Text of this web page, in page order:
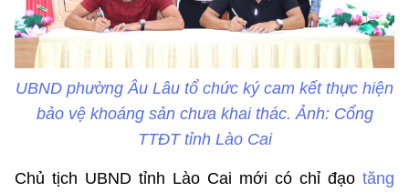
UBND phường Âu Lâu tổ chức ký cam kết thực hiện
bảo vệ khoáng sản chưa khai thác. Ảnh: Cổng
TTĐT tỉnh Lào Cai
Chủ tịch UBND tỉnh Lào Cai mới có chỉ đạo tăng